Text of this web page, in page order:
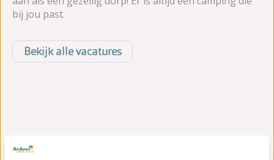
bij jou past.
Bekijk alle vacatures